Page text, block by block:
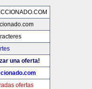
una oferta!
ofertas